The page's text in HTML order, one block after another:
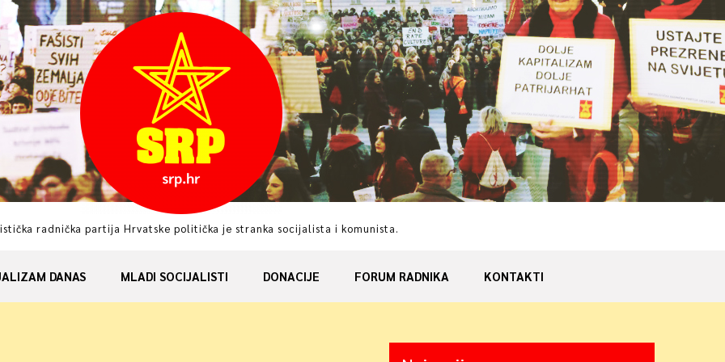
radnička partija Hrvatske politička je stranka socijalista i komunista.
DANAS MLADI SOCIJALISTI DONACIJE FORUM RADNIKA KONTAKTI